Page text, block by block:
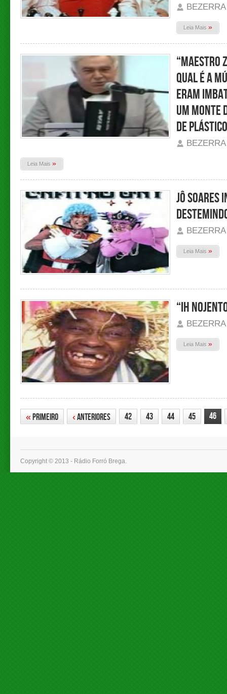
BEZERRA
Leia Mais »
“Maestro
qual é a
eram
um monte
de
BEZERRA
Leia Mais »
Jô
destemindo
BEZERRA
Leia Mais »
“Ih
BEZERRA
Leia Mais »
« Primeiro ‹Anteriores 42 43 44 45 46
Copyright © 2013 - Rádio Forró Brega.